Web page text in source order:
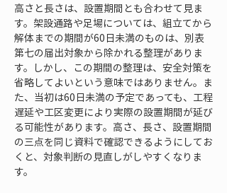
高さと長さは、設置期間とも合わせて見ま
す。架設通路や足場については、組立てから
解体までの期間が60日未満のものは、別表
第七の届出対象から除かれる整理がありま
す。しかし、この期間の整理は、安全対策を
省略してよいという意味ではありません。ま
た、当初は60日未満の予定であっても、工程
遅延や工区変更により実際の設置期間が延び
る可能性があります。高さ、長さ、設置期間
の三点を同じ資料で確認できるようにしてお
くと、対象判断の見直しがしやすくなりま
す。